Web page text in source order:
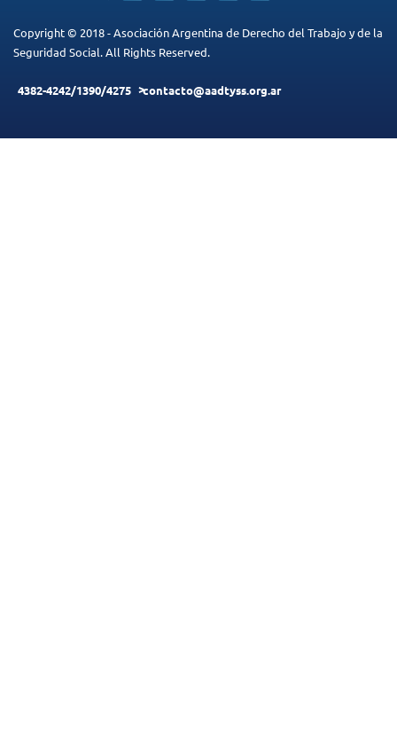
ENVIAR
Copyright © 2018 - Asociación Argentina de Derecho del Trabajo y de la
Seguridad Social. All Rights Reserved.
4382-4242/1390/4275 contacto@aadtyss.org.ar